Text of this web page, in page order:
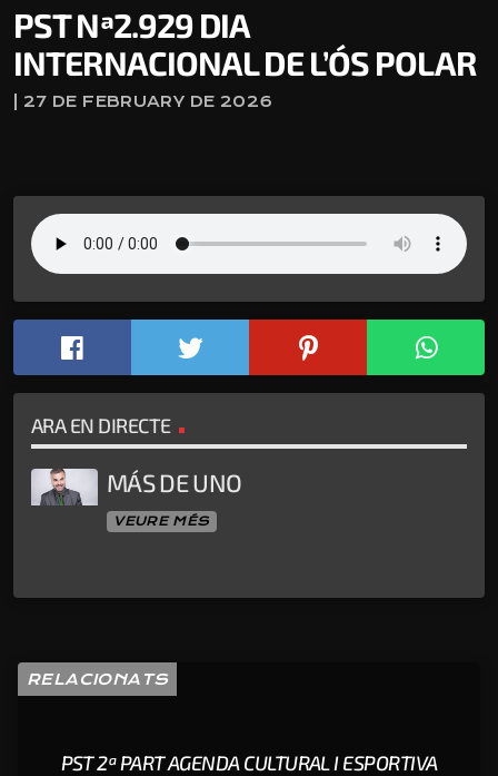
PST Nª2.929 DIA
INTERNACIONAL DE L’ÓS POLAR
| 27 DE FEBRUARY DE 2026
ARA EN DIRECTE
MÁS DE UNO
VEURE MÉS
RELACIONATS
PST 2ª PART AGENDA CULTURAL I ESPORTIVA